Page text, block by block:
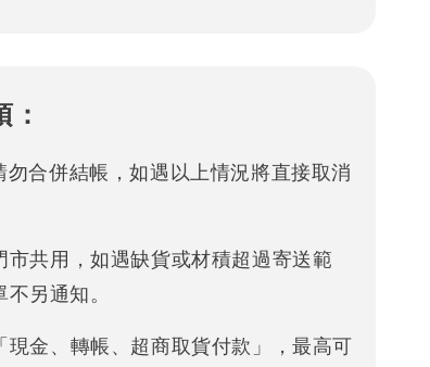
勿合併結帳，如遇以上情況將直接取消
市共用，如遇缺貨或材積超過寄送範
另通知。
現金、轉帳、超商取貨付款」，最高可